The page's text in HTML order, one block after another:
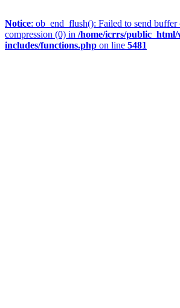
Notice: ob_end_flush(): Failed to send
compression (0) in /home/icrrs/public_html/
includes/functions.php on line 5481